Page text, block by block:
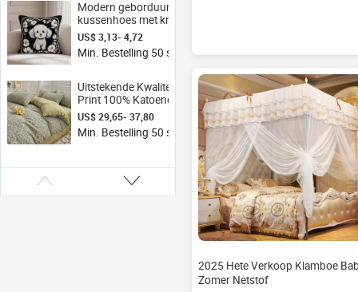
Modern geborduurde
kussenhoes met knoopjes
- Scandinavisch kussen
voor thuis & hotel
US$ 3,13- 4,72
Min. Bestelling 50 stukken
Uitstekende Kwaliteit 3d
Print 100% Katoenen
Beddengoed Dekbed Sets
4 Stuks Thuis
Beddengoed Sets
US$ 29,65- 37,80
Min. Bestelling 50 stukken
2025 Hete Verkoop Klamboe
Zomer Netstof